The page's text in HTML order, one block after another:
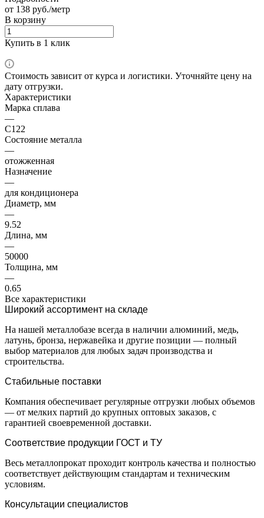
от 138 руб./метр
В корзину
Купить в 1 клик
Стоимость зависит от курса и логистики. Уточняйте цену на
дату отгрузки.
Характеристики
Марка сплава
—
С122
Состояние металла
—
отожженная
Назначение
—
для кондиционера
Диаметр, мм
—
9.52
Длина, мм
—
50000
Толщина, мм
—
0.65
Все характеристики
Широкий ассортимент на складе
На нашей металлобазе всегда в наличии алюминий, медь,
латунь, бронза, нержавейка и другие позиции — полный
выбор материалов для любых задач производства и
строительства.
Стабильные поставки
Компания обеспечивает регулярные отгрузки любых объемов
— от мелких партий до крупных оптовых заказов, с
гарантией своевременной доставки.
Соответствие продукции ГОСТ и ТУ
Весь металлопрокат проходит контроль качества и полностью
соответствует действующим стандартам и техническим
условиям.
Консультации специалистов